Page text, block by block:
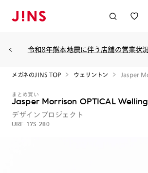
令和8年熊本地震に伴う店舗の営業状
メガネのJINS TOP ウェリントン Jasper
まとめ買い
Jasper Morrison OPTICAL
デザインプロジェクト
URF-17S-280